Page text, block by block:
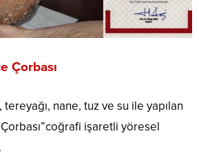
Çorbası
tereyağı, nane, tuz ve su ile yapılan
işaretli yöresel